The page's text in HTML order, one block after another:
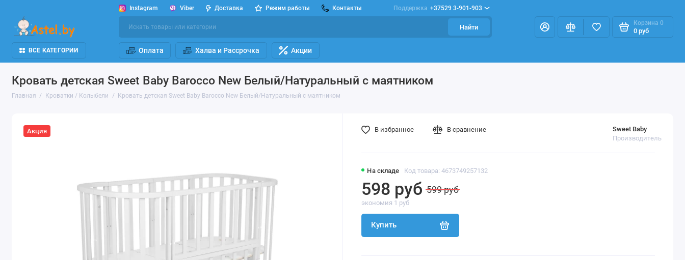
Instagram Viber Доставка Режим работы Контакты Поддержка +37529 3-901-903
Найти
Корзина 0
0 руб
ВСЕ КАТЕГОРИИ Оплата Халва и Рассрочка Акции
Кровать детская Sweet Baby Barocco New Белый/Натуральный с маятником
Главная Кроватки / Колыбели Кровать детская Sweet Baby Barocco New Белый/Натуральный с маятником
Акция
На складе Код товара: 4673749257132
Sweet Baby
Производитель
598 руб 599 руб
экономия 1 руб
Купить
В избранное В сравнение